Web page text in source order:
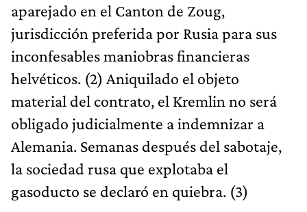
aparejado en el Canton de Zoug,
jurisdicción preferida por Rusia para sus
inconfesables maniobras financieras
helvéticos. (2) Aniquilado el objeto
material del contrato, el Kremlin no será
obligado judicialmente a indemnizar a
Alemania. Semanas después del sabotaje,
la sociedad rusa que explotaba el
gasoducto se declaró en quiebra. (3)